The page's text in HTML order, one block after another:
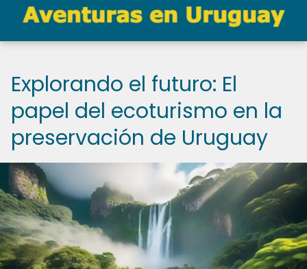
Explorando el futuro: El
papel del ecoturismo en la
preservación de Uruguay